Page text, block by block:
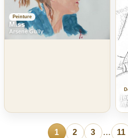
Peinture
Miss
Arsene Gully
1 2 3 … 11